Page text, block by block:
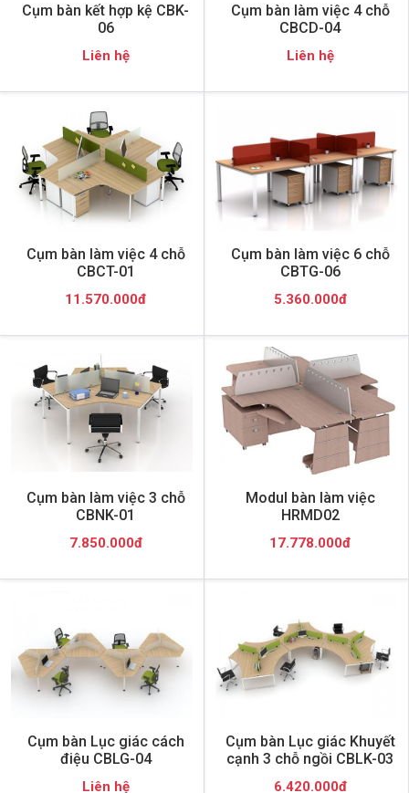
Cụm bàn kết hợp kệ CBK-
06
Liên hệ
Cụm bàn làm việc 4 chỗ
CBCD-04
Liên hệ
Cụm bàn làm việc 4 chỗ
CBCT-01
11.570.000đ
Cụm bàn làm việc 6 chỗ
CBTG-06
5.360.000đ
Cụm bàn làm việc 3 chỗ
CBNK-01
7.850.000đ
Modul bàn làm việc
HRMD02
17.778.000đ
Cụm bàn Lục giác cách
điệu CBLG-04
Liên hệ
Cụm bàn Lục giác Khuyết
cạnh 3 chỗ ngồi CBLK-03
6.420.000đ